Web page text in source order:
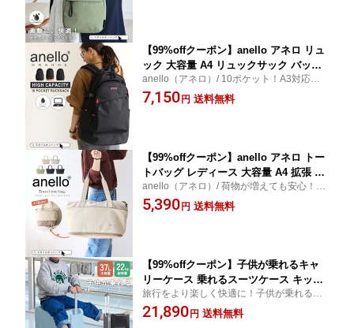
【99%offクーポン】anello アネロ リュ
ック 大容量 A4 リュックサック バッグ
パック バッグ 通勤 通学 マザーズバッ
グ 旅行 アウトドア 部活 10ポケット 40
anello（アネロ）/ 10ポケット！A3対応！
撥水加工！強度の高いリップストップ生地
を使用した大容量リュックサック スタイル
7,150 円 送料無料
【99%offクーポン】anello アネロ トー
トバッグ レディース 大容量 A4 拡張 軽
量 メンズ 大きめ 軽い キャリーオン 肩
掛け ファスナー付き 長めハンドル エコ
anello（アネロ）/ 荷物が増えても安心！拡
張できるトートバッグ スタイルオンバッグ
5,390 円 送料無料
【99%offクーポン】子供が乗れるキャ
リーケース 乗れるスーツケース キッズ
スーツケース キャリーケース 機内持ち
込み 座れる スーツケース 37L 大容量 T
旅行をより楽しく快適に！子供が乗れるキ
ャリーケース。シンプルなデザインで持ち
やすい！
21,890 円 送料無料